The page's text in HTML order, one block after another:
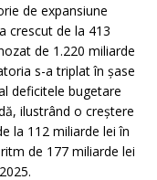
de expansiune
crescut de la 413
de 1.220 miliarde
s-a triplat în șase
deficitele bugetare
ilustrând o creștere
la 112 miliarde lei în
de 177 miliarde lei